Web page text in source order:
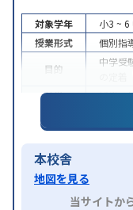
対象学年 小3 ~ 6
授業形式
個別指
目的
中学受
特徴
授業の
本校舎
地図を見る
当サイトか